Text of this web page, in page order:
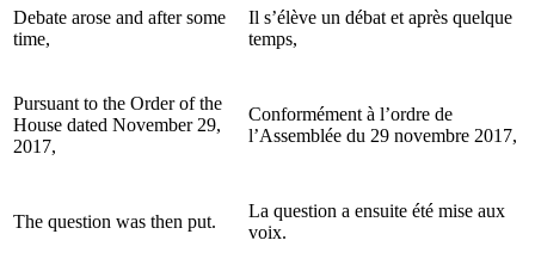
Debate arose and after some
time,
Il s’élève un débat et après quelque
temps,
Pursuant to the Order of the
House dated November 29,
2017,
Conformément à l’ordre de
l’Assemblée du 29 novembre 2017,
The question was then put.
La question a ensuite été mise aux
voix.